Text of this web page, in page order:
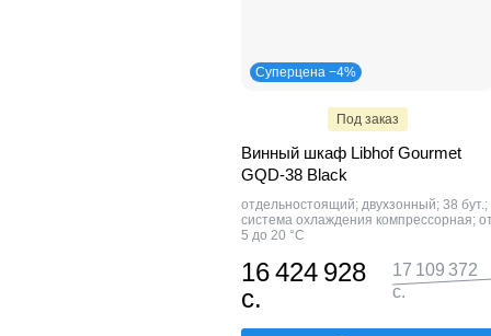
Суперцена −4%
Под заказ
Винный шкаф Libhof Gourmet
GQD-38 Black
отдельностоящий; двухзонный; 38 бут.;
система охлаждения компрессорная;
5 до 20 °C
16 424 928
с.
17 109 372
с.